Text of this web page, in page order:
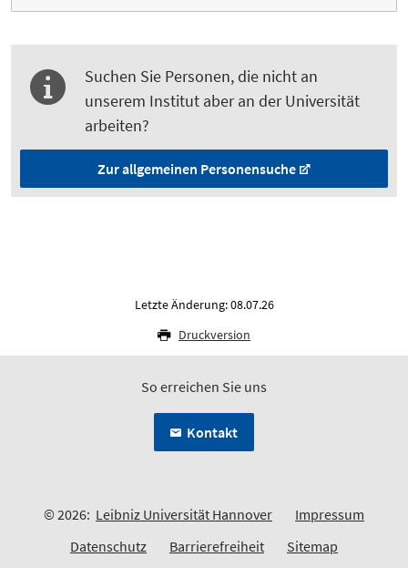
Suchen Sie Personen, die nicht an
unserem Institut aber an der Universität
arbeiten?
Zur allgemeinen Personensuche
Letzte Änderung: 08.07.26
Druckversion
So erreichen Sie uns
Kontakt
© 2026: Leibniz Universität Hannover
Impressum
Datenschutz
Barrierefreiheit Sitemap